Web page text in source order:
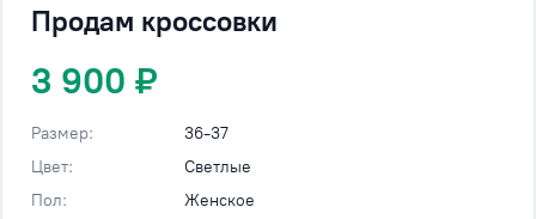
Продам кроссовки
3 900 ₽
Размер:
36-37
Цвет:
Светлые
Пол:
Женское